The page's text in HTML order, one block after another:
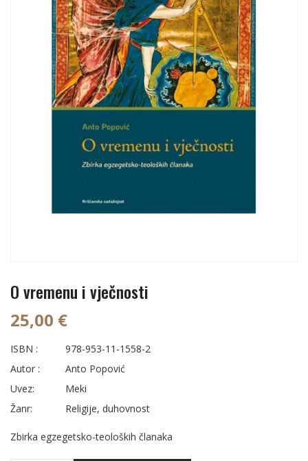
O vremenu i vječnosti
25,00 €
ISBN :
978-953-11-1558-2
Autor :
Anto Popović
Uvez:
Meki
Žanr:
Religije, duhovnost
Zbirka egzegetsko-teoloških članaka